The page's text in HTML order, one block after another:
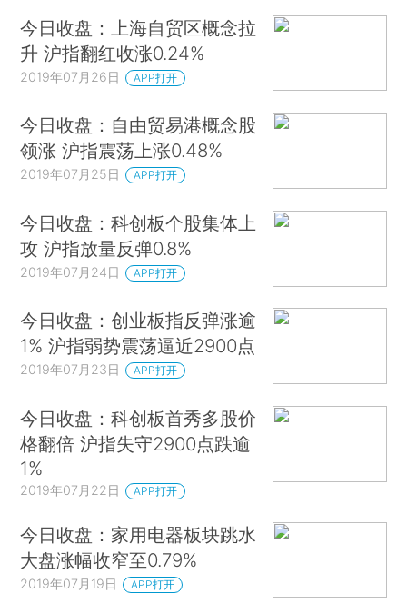
今日收盘：上海自贸区概念拉
升 沪指翻红收涨0.24%
2019年07月26日 APP打开
今日收盘：自由贸易港概念股
领涨 沪指震荡上涨0.48%
2019年07月25日 APP打开
今日收盘：科创板个股集体上
攻 沪指放量反弹0.8%
2019年07月24日 APP打开
今日收盘：创业板指反弹涨逾
1% 沪指弱势震荡逼近2900点
2019年07月23日 APP打开
今日收盘：科创板首秀多股价
格翻倍 沪指失守2900点跌逾
1%
2019年07月22日 APP打开
今日收盘：家用电器板块跳水
大盘涨幅收窄至0.79%
2019年07月19日 APP打开